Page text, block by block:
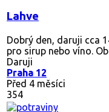
Lahve
Dobrý den, daruji cca
pro sirup nebo víno.
Daruji
Praha 12
Před 4 měsíci
354